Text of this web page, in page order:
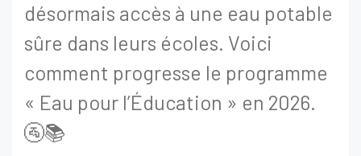
désormais accès à une eau potable
sûre dans leurs écoles. Voici
comment progresse le programme
« Eau pour l’Éducation » en 2026.
🚰📚